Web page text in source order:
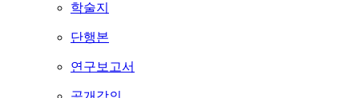
학술지
단행본
연구보고서